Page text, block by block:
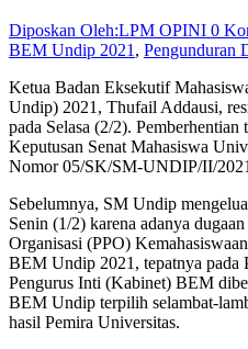
Diposkan Oleh:LPM OPINI 0
BEM Undip 2021 , Pengunduran
Ketua Badan Eksekutif
Undip) 2021, Thufail Addausi,
pada Selasa (2/2).
Keputusan Senat Mahasiswa
Nomor 05/SK/SM-UNDIP/II/
Sebelumnya, SM Undip
Senin (1/2) karena adanya
Organisasi (PPO)
BEM Undip 2021, tepatnya pada
Pengurus Inti (Kabinet) BEM
BEM Undip terpilih selambat-
hasil Pemira Universitas.